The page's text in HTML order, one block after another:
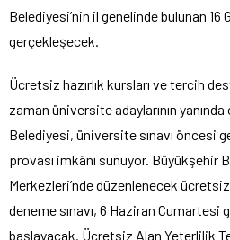
Belediyesi’nin il genelinde bulunan 16
gerçekleşecek.
Ücretsiz hazırlık kursları ve tercih
zaman üniversite adaylarının
Belediyesi, üniversite sınavı öncesi
provası imkânı sunuyor. Büyükşehir
Merkezleri’nde düzenlenecek
deneme sınavı, 6 Haziran Cumartesi
başlayacak. Ücretsiz Alan Yeterlilik